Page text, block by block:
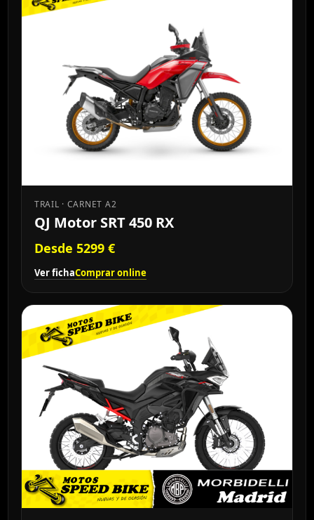
TRAIL · CARNET A2
QJ Motor SRT 450 RX
Desde 5299 €
Ver fichaComprar online